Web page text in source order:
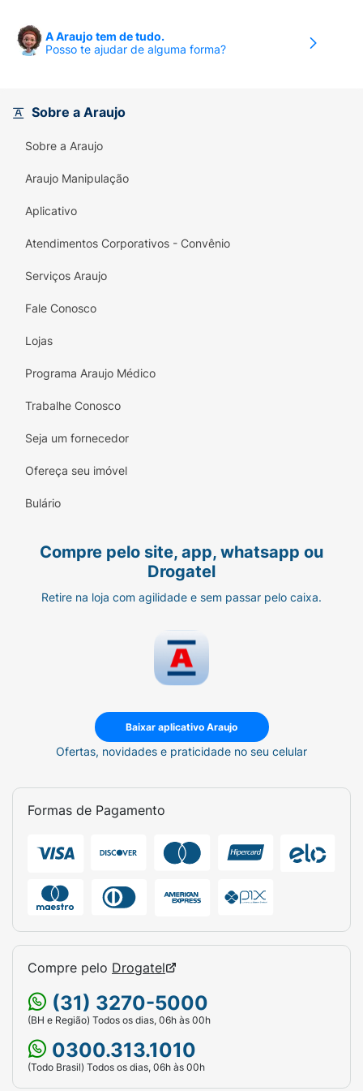
suavidade que ela merece.
A Araujo tem de tudo.
Posso te ajudar de alguma forma?
Sobre a Araujo
Sobre a Araujo
Araujo Manipulação
Aplicativo
Atendimentos Corporativos - Convênio
Serviços Araujo
Fale Conosco
Lojas
Programa Araujo Médico
Trabalhe Conosco
Seja um fornecedor
Ofereça seu imóvel
Bulário
Compre pelo site, app, whatsapp ou
Drogatel
Retire na loja com agilidade e sem passar pelo caixa.
Baixar aplicativo Araujo
Ofertas, novidades e praticidade no seu celular
Formas de Pagamento
Compre pelo Drogatel
(31) 3270-5000
(BH e Região) Todos os dias, 06h às 00h
0300.313.1010
(Todo Brasil) Todos os dias, 06h às 00h